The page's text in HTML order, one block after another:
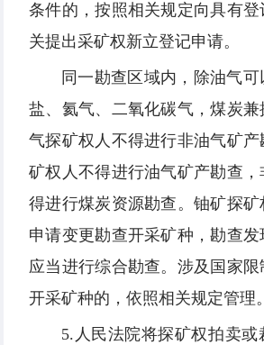
条件的，按照相关规定向具有
关提出采矿权新立登记申请。
同一勘查区域内，除油气
盐、氦气、二氧化碳气，煤炭
气探矿权人不得进行非油气矿
矿权人不得进行油气矿产勘查
得进行煤炭资源勘查。铀矿探
申请变更勘查开采矿种，勘查发
应当进行综合勘查。涉及国家
开采矿种的，依照相关规定管理。
5.人民法院将探矿权拍卖或